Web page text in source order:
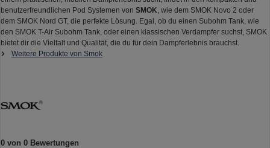
benutzerfreundlichen Pod Systemen von SMOK, wie dem SMOK Novo 2 oder
dem SMOK Nord GT, die perfekte Lösung. Egal, ob du einen Subohm Tank, wie
den SMOK T-Air Subohm Tank, oder einen klassischen Verdampfer suchst, SMOK
bietet dir die Vielfalt und Qualität, die du für dein Dampferlebnis brauchst.
Weitere Produkte von Smok
0 von 0 Bewertungen